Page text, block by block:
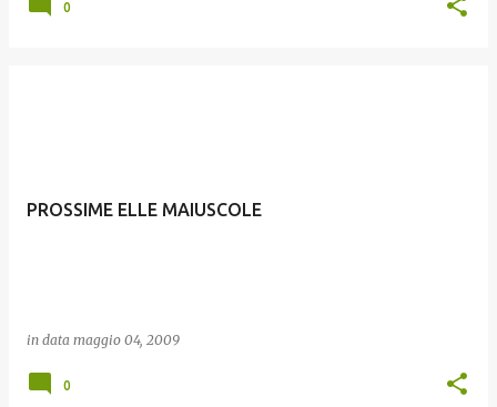
0
PROSSIME ELLE MAIUSCOLE
in data maggio 04, 2009
0